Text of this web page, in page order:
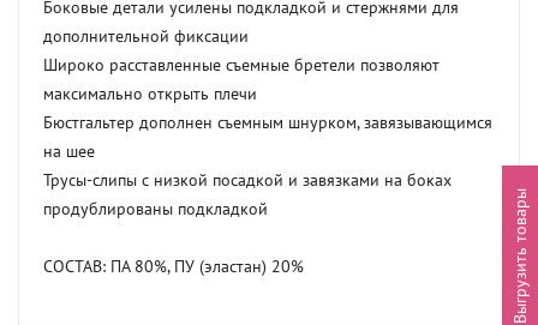
Боковые детали усилены подкладкой и стержнями для
дополнительной фиксации
Широко расставленные съемные бретели позволяют
максимально открыть плечи
Бюстгальтер дополнен съемным шнурком, завязывающимся
на шее
Трусы-слипы с низкой посадкой и завязками на боках
продублированы подкладкой
СОСТАВ: ПА 80%, ПУ (эластан) 20% Выгрузить товары